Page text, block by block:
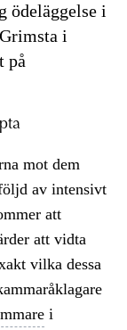
ödeläggelse i
i
på
mot dem
av intensivt
att
att vidta
vilka dessa
i